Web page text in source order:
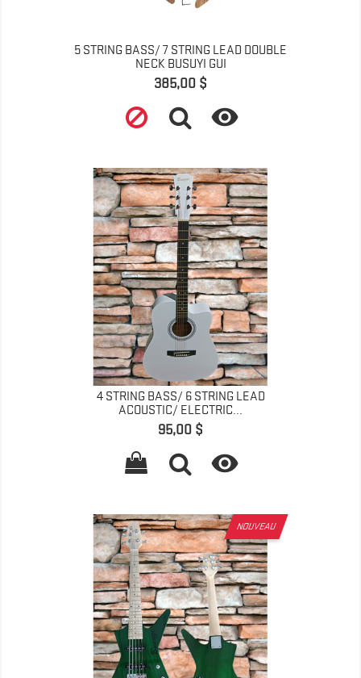
5 STRING BASS/ 7 STRING LEAD DOUBLE
NECK BUSUYI GUI
Prix
385,00 $

4 STRING BASS/ 6 STRING LEAD
ACOUSTIC/ ELECTRIC...
Prix
95,00 $

NOUVEAU